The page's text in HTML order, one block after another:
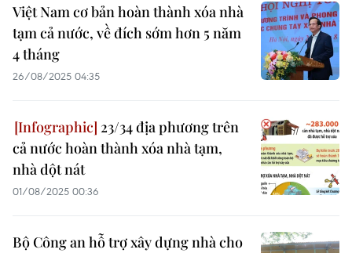
Việt Nam cơ bản hoàn thành xóa nhà
tạm cả nước, về đích sớm hơn 5 năm
4 tháng
26/08/2025 04:35
23/34 địa phương trên
cả nước hoàn thành xóa nhà tạm,
nhà dột nát
01/08/2025 00:36
Bộ Công an hỗ trợ xây dựng nhà cho